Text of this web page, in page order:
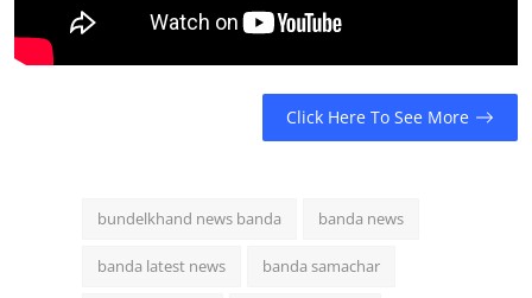
Click Here To See More
bundelkhand news banda banda news
banda latest news banda samachar